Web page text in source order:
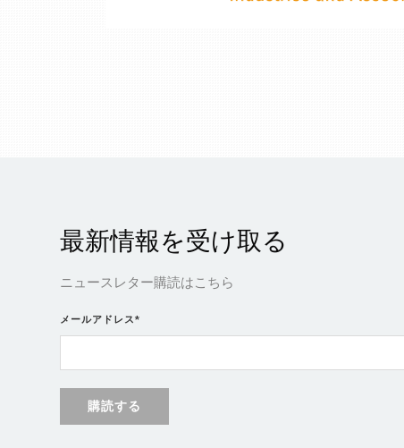
最新情報を受け取る
ニュースレター購読はこちら
メールアドレス*